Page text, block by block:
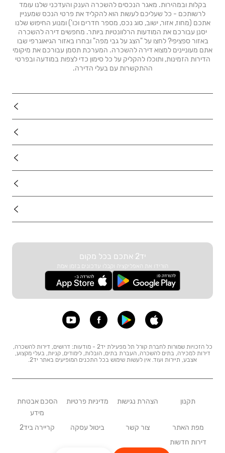
בקלות ובמהירות. מאגר הנכסים להשכרה הענק והעדכני שלנו עומד
לרשותכם - כל שעליכם לעשות הוא להקליד את פרטי הנכס שמעניין
אתכם (מחוז, אזור, ישוב, סוג נכס, מספר חדרים וכו') ומנוע החיפוש שלנו
יסנן עבורכם את המודעות הרלוונטיות ביותר. מחפשים דירה להשכרה
באזור ספציפי? לחצו על "הצג על גבי מפה" ובחרו באזור הגיאוגרפי שבו
אתם מעוניינים למצוא דירה להשכרה. המערכת תסמן עבורכם את מיקומי
הדירות הזמינות, ותוכלו להקליק על כל סימון כדי לצפות במודעה ובפרטי
ההתקשרות עם בעלי הדירה.
יד2 אתכם בכל מקום
הורידו את האפליקציה וקבלו עדכונים בזמן אמת
כל הזכויות שמורות לחברת קורל תל מפעילת יד2 - מודעות: דרושים, דירות להשכרה,
דירות למכירה, בתים להשכרה, העברת בתים, הובלות, לימודים, קניות, בעלי מקצוע,
אצבע, תיירות ועוד. אין לעשות שימוש בכל התכנים המופיעים באתר יד2.
תקנון הצהרת נגישות מדיניות פרטיות
הסכם אבטחת
מידע
מפת האתר
צור קשר ביטול עסקה
קריירה ביד2
דירות חדשות